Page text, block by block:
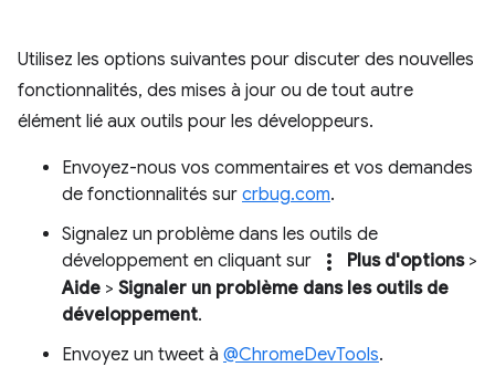
Utilisez les options suivantes pour discuter des nouvelles
fonctionnalités, des mises à jour ou de tout autre
élément lié aux outils pour les développeurs.
Envoyez-nous vos commentaires et vos demandes
de fonctionnalités sur crbug.com.
Signalez un problème dans les outils de
développement en cliquant sur
more_vert Plus d'options>
Aide > Signaler un problème dans les outils de
développement.
Envoyez un tweet à @ChromeDevTools.